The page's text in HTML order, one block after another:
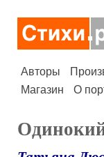
Авторы
Магазин
О